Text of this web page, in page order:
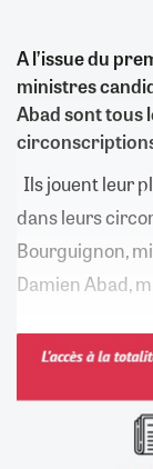
A l’issue du
ministres
Abad sont tous
Ils jouent leur
dans leurs
Bourguignon,
Damien Abad,